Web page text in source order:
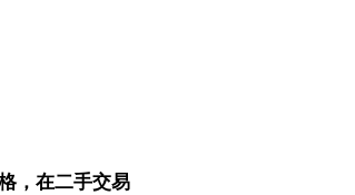
，在二手交易